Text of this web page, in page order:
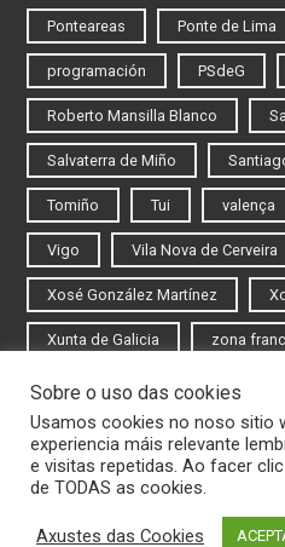
Ponteareas Ponte de Lima
programación PSdeG
Roberto Mansilla Blanco
Salvaterra de Miño
Tomiño Tui valença
Vigo Vila Nova de Cerveira
Xosé González Martínez
Xunta de Galicia zona
Iniciar sesión
Rexistrarse
Sobre o uso das cookies
Usamos cookies no noso sitio
experiencia máis relevante
e visitas repetidas. Ao facer
de TODAS as cookies.
Axustes das Cookies